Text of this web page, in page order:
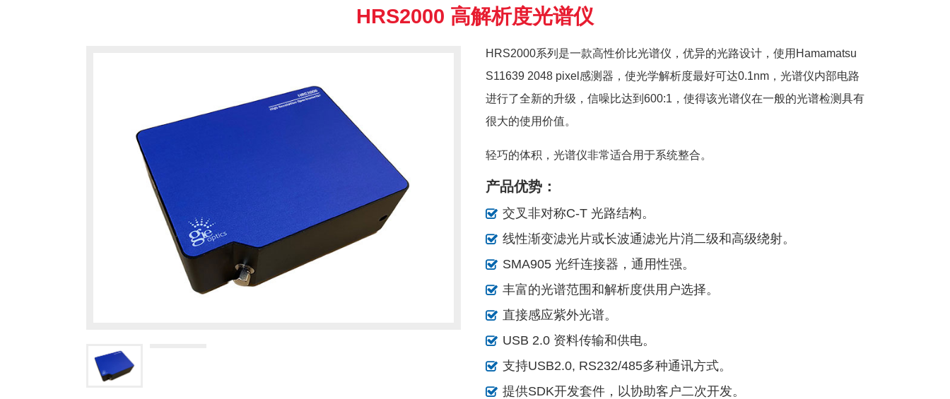
HRS2000 高解析度光谱仪
HRS2000系列是一款高性价比光谱仪，优异的光路设计，使用Hamamatsu
S11639 2048 pixel感测器，使光学解析度最好可达0.1nm，光谱仪内部电路
进行了全新的升级，信噪比达到600:1，使得该光谱仪在一般的光谱检测具有
很大的使用价值。
轻巧的体积，光谱仪非常适合用于系统整合。
产品优势：
交叉非对称C-T 光路结构。
线性渐变滤光片或长波通滤光片消二级和高级绕射。
SMA905 光纤连接器，通用性强。
丰富的光谱范围和解析度供用户选择。
直接感应紫外光谱。
USB 2.0 资料传输和供电。
支持USB2.0, RS232/485多种通讯方式。
提供SDK开发套件，以协助客户二次开发。